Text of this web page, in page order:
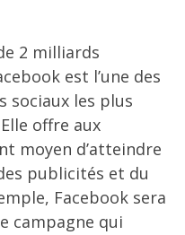
2 milliards
est l’une des
sociaux les plus
offre aux
moyen d’atteindre
publicités et du
Facebook sera
campagne qui